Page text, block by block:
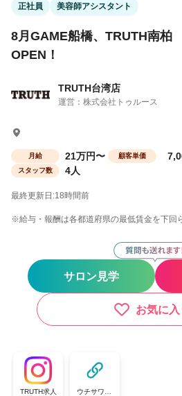
正社員 美容師アシスタント
8月GAME船橋、TRUTH南
OPEN！
TRUTH台湾店
運営：株式会社トゥルース
月給 21万円〜 顧客単価
スタッフ数 4人
最終更新日:18時間前
※給与・報酬は各都道府県の最低賃金を下回
サロン見学
お気に入
TRUTH求人
ウチサワ。|